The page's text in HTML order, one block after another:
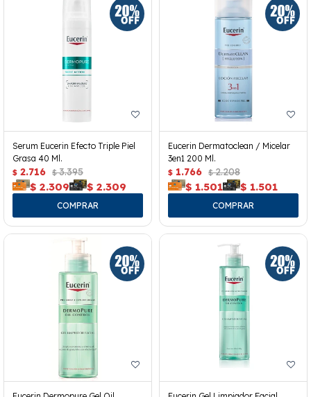
Serum Eucerin Efecto Triple Piel
Grasa 40 Ml.
$ 2.716 $ 3.395
$ 2.309 $ 2.309
Eucerin Dermatoclean / Micelar
3en1 200 Ml.
$ 1.766 $ 2.208
$ 1.501 $ 1.501